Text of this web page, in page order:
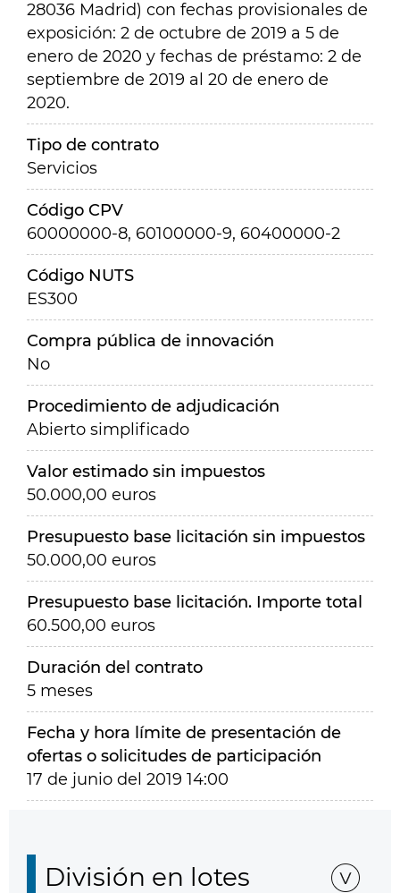
28036 Madrid) con fechas provisionales de
exposición: 2 de octubre de 2019 a 5 de
enero de 2020 y fechas de préstamo: 2 de
septiembre de 2019 al 20 de enero de
2020.
Tipo de contrato
Servicios
Código CPV
60000000-8, 60100000-9, 60400000-2
Código NUTS
ES300
Compra pública de innovación
No
Procedimiento de adjudicación
Abierto simplificado
Valor estimado sin impuestos
50.000,00 euros
Presupuesto base licitación sin impuestos
50.000,00 euros
Presupuesto base licitación. Importe total
60.500,00 euros
Duración del contrato
5 meses
Fecha y hora límite de presentación de
ofertas o solicitudes de participación
17 de junio del 2019 14:00
División en lotes